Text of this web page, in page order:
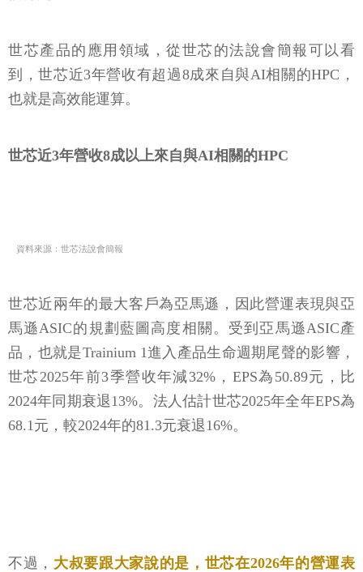
世芯產品的應用領域，從世芯的法說會簡報可以看
到，世芯近3年營收有超過8成來自與AI相關的HPC，
也就是高效能運算。
世芯近3年營收8成以上來自與AI相關的HPC
資料來源：世芯法說會簡報
世芯近兩年的最大客戶為亞馬遜，因此營運表現與亞
馬遜ASIC的規劃藍圖高度相關。受到亞馬遜ASIC產
品，也就是Trainium 1進入產品生命週期尾聲的影響，
世芯2025年前3季營收年減32%，EPS為50.89元，比
2024年同期衰退13%。法人估計世芯2025年全年EPS為
68.1元，較2024年的81.3元衰退16%。
不過， 大叔要跟大家說的是，世芯在2026年的營運表